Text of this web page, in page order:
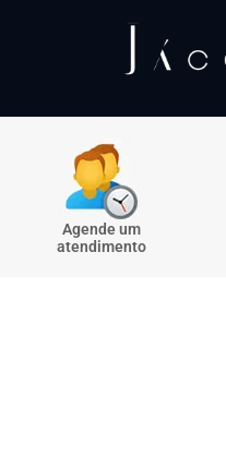
Agende um
atendimento